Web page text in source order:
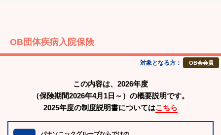
OB団体疾病入院保険
対象となる方： OB会会員
この内容は、2026年度
（保険期間2026年4月1日～）の概要説明です。
2025年度の制度説明書についてはこちら